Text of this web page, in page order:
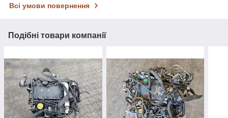
Всі умови повернення
Подібні товари компанії